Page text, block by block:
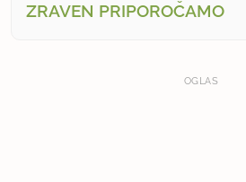
ZRAVEN PRIPOROČAMO
OGLAS